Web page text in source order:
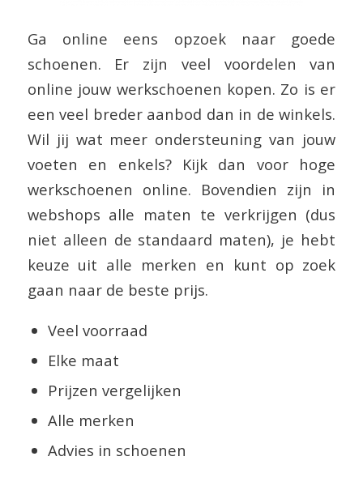
Ga online eens opzoek naar goede
schoenen. Er zijn veel voordelen van
online jouw werkschoenen kopen. Zo is er
een veel breder aanbod dan in de winkels.
Wil jij wat meer ondersteuning van jouw
voeten en enkels? Kijk dan voor hoge
werkschoenen online. Bovendien zijn in
webshops alle maten te verkrijgen (dus
niet alleen de standaard maten), je hebt
keuze uit alle merken en kunt op zoek
gaan naar de beste prijs.
Veel voorraad
Elke maat
Prijzen vergelijken
Alle merken
Advies in schoenen